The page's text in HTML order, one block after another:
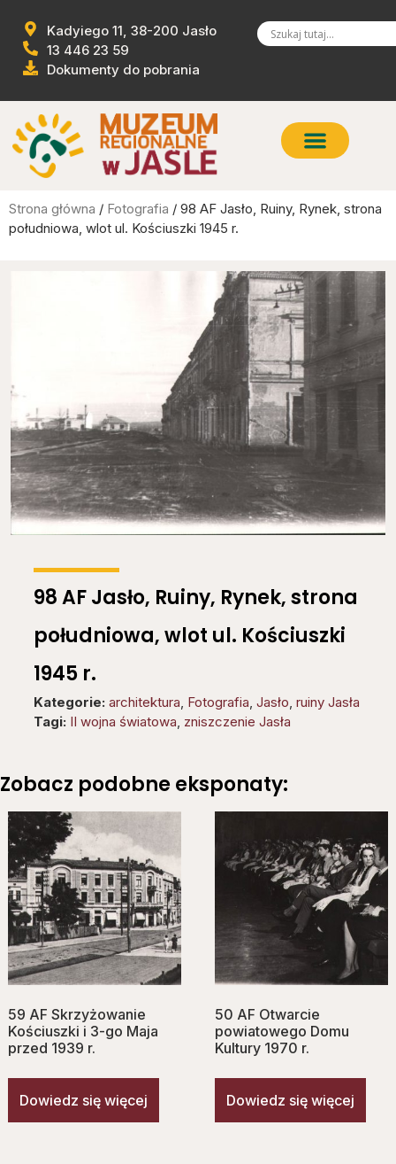
Kadyiego 11, 38-200 Jasło
13 446 23 59
Dokumenty do pobrania
Strona główna / Fotografia / 98 AF Jasło, Ruiny, Rynek, strona
południowa, wlot ul. Kościuszki 1945 r.
98 AF Jasło, Ruiny, Rynek, strona
południowa, wlot ul. Kościuszki
1945 r.
Kategorie: architektura, Fotografia, Jasło, ruiny Jasła
Tagi: II wojna światowa, zniszczenie Jasła
Zobacz podobne eksponaty:
59 AF Skrzyżowanie
Kościuszki i 3-go Maja
przed 1939 r.
Dowiedz się więcej
50 AF Otwarcie
powiatowego Domu
Kultury 1970 r.
Dowiedz się więcej